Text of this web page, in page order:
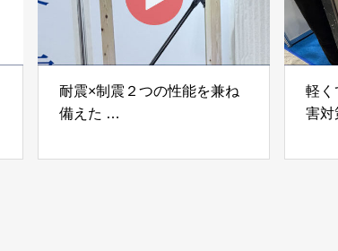
耐震×制震２つの性能を兼ね
備えた
工業株式会社
軽く
害対
ー」